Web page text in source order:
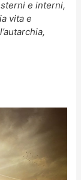
e interni,
vita e